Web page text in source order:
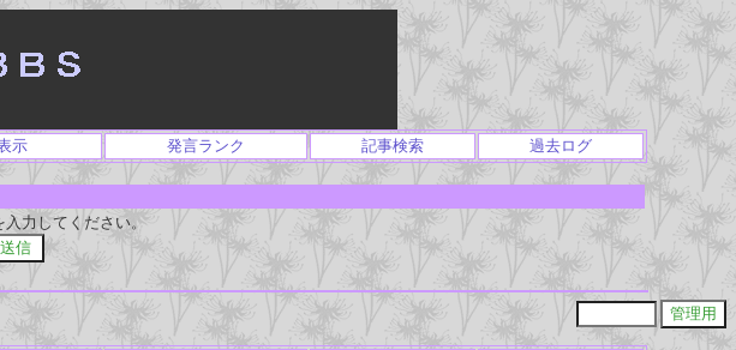
示 発言ランク 記事検索 過去ログ
入力してください。